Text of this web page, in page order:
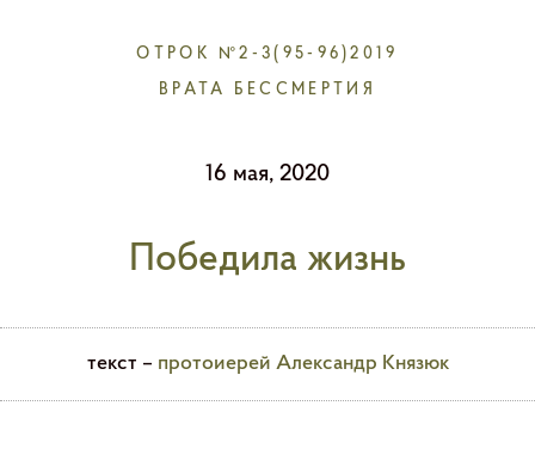
ОТРОК №2-3(95-96)2019
ВРАТА БЕССМЕРТИЯ
16 мая, 2020
Победила жизнь
текст – протоиерей Александр Князюк